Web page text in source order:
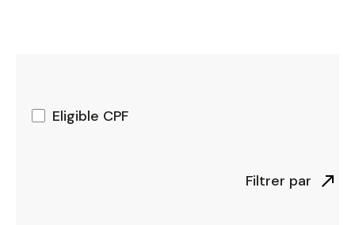
Eligible CPF
Filtrer par